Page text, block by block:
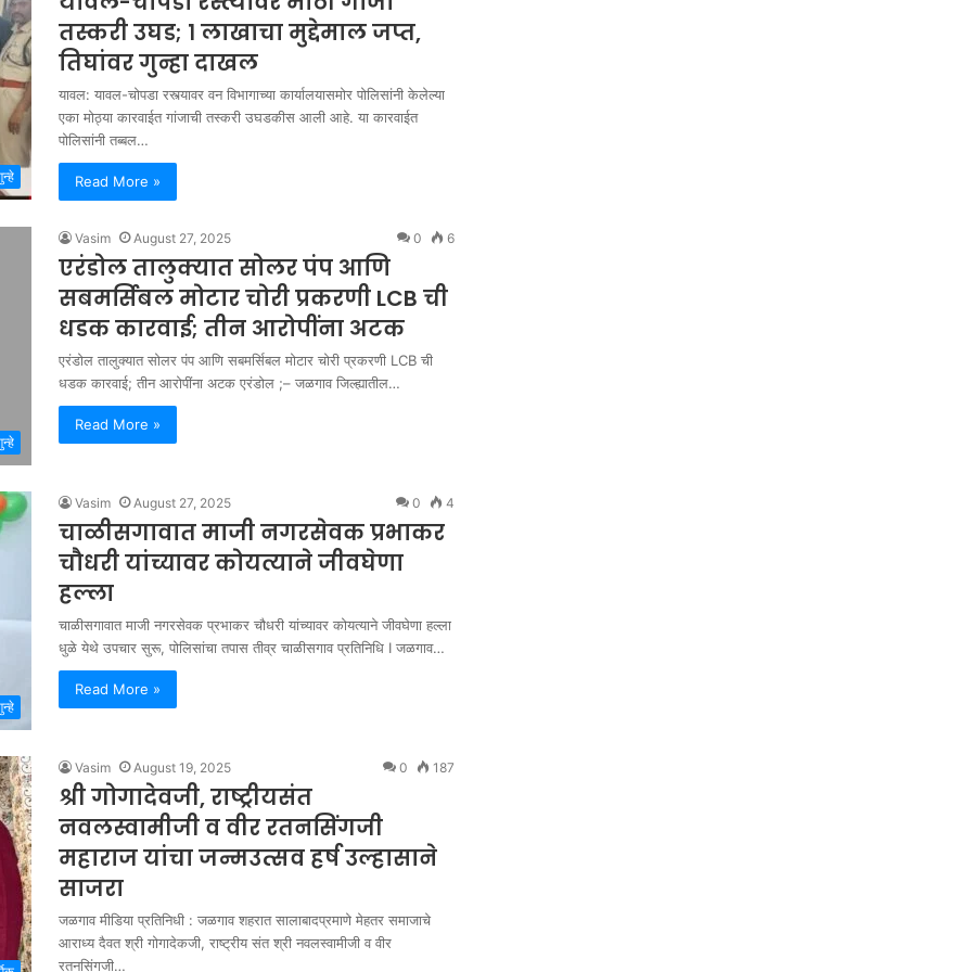
तस्करी उघड; १ लाखाचा मुद्देमाल जप्त,
तिघांवर गुन्हा दाखल
यावल: यावल-चोपडा रस्त्यावर वन विभागाच्या कार्यालयासमोर पोलिसांनी केलेल्या
एका मोठ्या कारवाईत गांजाची तस्करी उघडकीस आली आहे. या कारवाईत
पोलिसांनी तब्बल…
Read More »
Vasim August 27, 2025 0 6
एरंडोल तालुक्यात सोलर पंप आणि
सबमर्सिबल मोटार चोरी प्रकरणी LCB ची
धडक कारवाई; तीन आरोपींना अटक
एरंडोल तालुक्यात सोलर पंप आणि सबमर्सिबल मोटार चोरी प्रकरणी LCB ची
धडक कारवाई; तीन आरोपींना अटक एरंडोल ;– जळगाव जिल्ह्यातील…
Read More »
Vasim August 27, 2025 0 4
चाळीसगावात माजी नगरसेवक प्रभाकर
चौधरी यांच्यावर कोयत्याने जीवघेणा
हल्ला
चाळीसगावात माजी नगरसेवक प्रभाकर चौधरी यांच्यावर कोयत्याने जीवघेणा हल्ला
धुळे येथे उपचार सुरू, पोलिसांचा तपास तीव्र चाळीसगाव प्रतिनिधि I जळगाव…
Read More »
Vasim August 19, 2025 0 187
श्री गोगादेवजी, राष्ट्रीयसंत
नवलस्वामीजी व वीर रतनसिंगजी
महाराज यांचा जन्मउत्सव हर्ष उल्हासाने
साजरा
जळगाव मीडिया प्रतिनिधी : जळगाव शहरात सालाबादप्रमाणे मेहतर समाजाचे
आराध्य दैवत श्री गोगादेकजी, राष्ट्रीय संत श्री नवलस्वामीजी व वीर
रतनसिंगजी…